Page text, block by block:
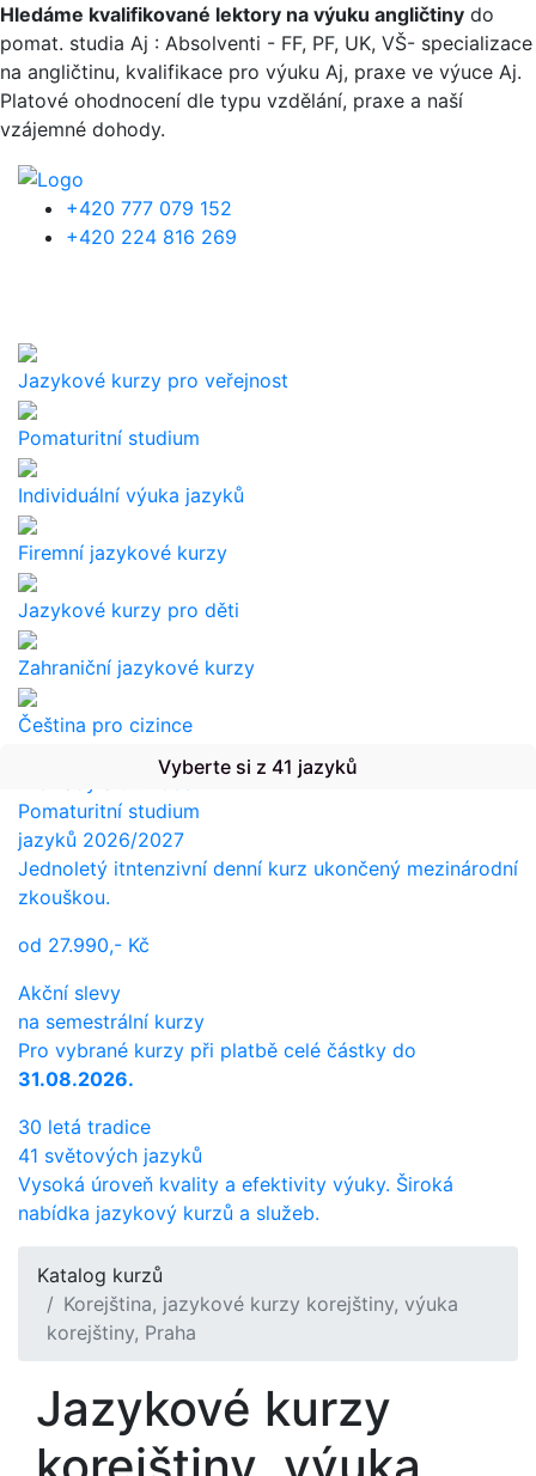
Přejít k hlavnímu obsahu
Hledáme kvalifikované lektory na výuku angličtiny do
pomat. studia Aj : Absolventi - FF, PF, UK, VŠ- specializace
na angličtinu, kvalifikace pro výuku Aj, praxe ve výuce Aj.
Platové ohodnocení dle typu vzdělání, praxe a naší
vzájemné dohody.
+420 777 079 152
+420 224 816 269
Jazykové kurzy pro veřejnost
Pomaturitní studium
Individuální výuka jazyků
Firemní jazykové kurzy
Jazykové kurzy pro děti
Zahraniční jazykové kurzy
Čeština pro cizince
Překlady a tlumočení
Vyberte si z 41 jazyků
Pomaturitní studium
jazyků 2026/2027
Jednoletý itntenzivní denní kurz ukončený mezinárodní
zkouškou.
od 27.990,- Kč
Akční slevy
na semestrální kurzy
Pro vybrané kurzy při platbě celé částky do
31.08.2026.
30 letá tradice
41 světových jazyků
Vysoká úroveň kvality a efektivity výuky. Široká
nabídka jazykový kurzů a služeb.
Katalog kurzů
Korejština, jazykové kurzy korejštiny, výuka
korejštiny, Praha
Jazykové kurzy